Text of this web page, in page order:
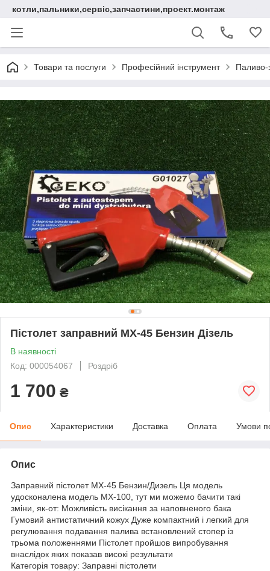
котли,пальники,сервіс,запчастини,проект.монтаж
Товари та послуги Професійний інструмент Паливо-
Пістолет заправний МХ-45 Бензин Дізель
В наявності
Код: 000054067
Роздріб
1 700 ₴
Опис Характеристики Доставка Оплата Умови
Опис
Заправний пістолет МХ-45 Бензин/Дизель Ця модель
удосконалена модель МХ-100, тут ми можемо бачити такі
зміни, як-от: Можливість висікання за наповненого бака
Гумовий антистатичний кожух Дуже компактний і легкий для
регулювання подавання палива встановлений стопер із
трьома положеннями Пістолет пройшов випробування
внаслідок яких показав високі результати
Категорія товару: Заправні пістолети